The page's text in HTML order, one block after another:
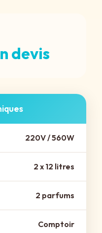
devis
220V / 560W
2 x 12 litres
2 parfums
Comptoir